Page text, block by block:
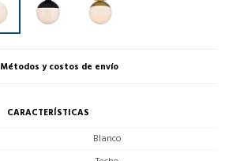
Métodos y costos de envío
CARACTERÍSTICAS
Blanco